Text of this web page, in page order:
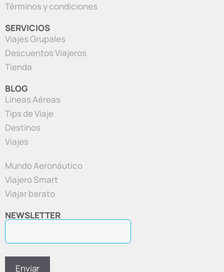
Términos y condiciones
SERVICIOS
Viajes Grupales
Descuentos Viajeros
Tienda
BLOG
Líneas Aéreas
Tips de Viaje
Destinos
Viajes
Mundo Aeronáutico
Viajero Smart
Viajar barato
NEWSLETTER